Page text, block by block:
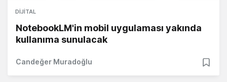
DIJITAL
NotebookLM'in mobil uygulaması yakında
kullanıma sunulacak
Candeğer Muradoğlu